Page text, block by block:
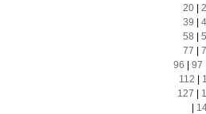
20|
39
58
77
96
97
112
127